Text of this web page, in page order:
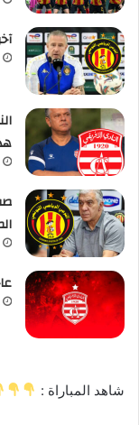
شاهد المباراة :